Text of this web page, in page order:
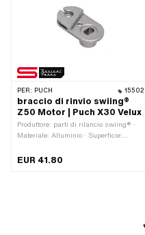
PER: PUCH 15502
braccio di rinvio swiing®
Z50 Motor | Puch X30 Velux
Produttore: parti di rilancio swiing® ·
Materiale: Alluminio · Superficie:
· Numero OEM Puch: 320.5.14.017.1
EUR 41.80